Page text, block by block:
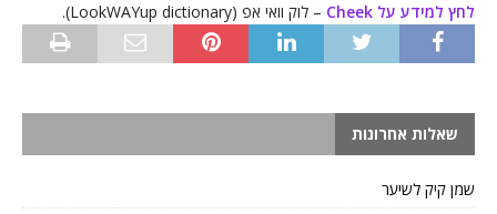
לחץ למידע על Cheek – לוק וואי אפ (LookWAYup dictionary).
שאלות אחרונות
שמן קיק לשיער